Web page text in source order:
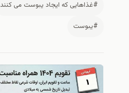
#غذاهایی که ایجاد یبوست می کنند
#یبوست